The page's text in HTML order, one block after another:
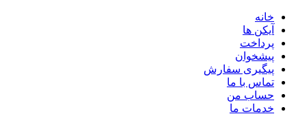
خانه
آیکن ها
پرداخت
پیشخوان
پیگیری سفارش
تماس با ما
حساب من
خدمات ما